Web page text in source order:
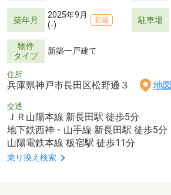
築年月
2025年9月
(-)
新築 駐車場
物件
タイプ
新築一戸建て
住所
兵庫県神戸市長田区松野通３ 地図
交通
ＪＲ山陽本線 新長田駅 徒歩5分
地下鉄西神・山手線 新長田駅 徒歩5分
山陽電鉄本線 板宿駅 徒歩11分
乗り換え検索